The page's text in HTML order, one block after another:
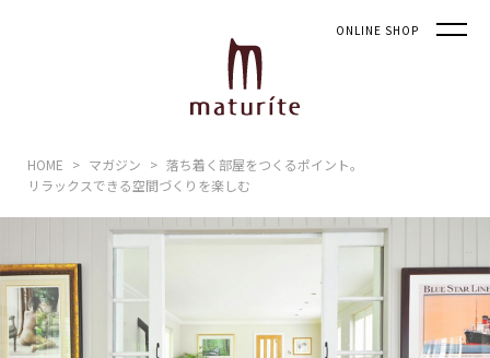
ONLINE SHOP
HOME マガジン
落ち着く部屋をつくるポイント。
リラックスできる空間づくりを楽しむ